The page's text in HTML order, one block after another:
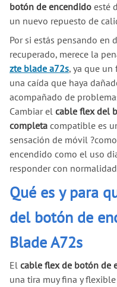
botón de encendido esté
un nuevo repuesto de
Por si estás pensando en
recuperado, merece la
zte blade a72s, ya que
una caída que haya
acompañado de
Cambiar el cable flex del
completa compatible es
sensación de móvil
encendido como el uso
responder con
Qué es y para
del botón de
Blade A72s
El cable flex de botón de
una tira muy fina y